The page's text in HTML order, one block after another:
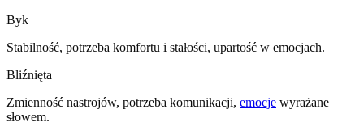
Byk
Stabilność, potrzeba komfortu i stałości, upartość w emocjach.
Bliźnięta
Zmienność nastrojów, potrzeba komunikacji, emocje wyrażane
słowem.